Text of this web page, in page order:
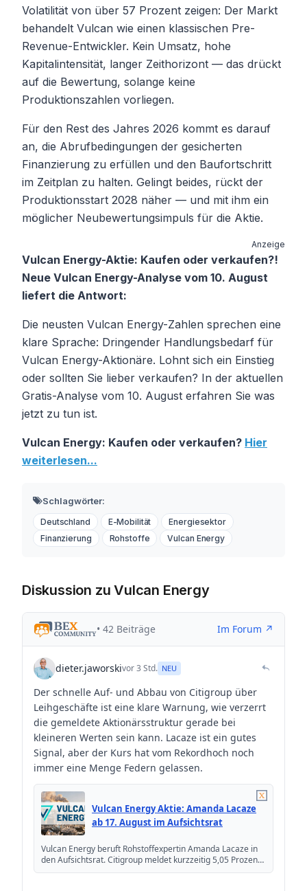
Volatilität von über 57 Prozent zeigen: Der Markt
behandelt Vulcan wie einen klassischen Pre-
Revenue-Entwickler. Kein Umsatz, hohe
Kapitalintensität, langer Zeithorizont — das drückt
auf die Bewertung, solange keine
Produktionszahlen vorliegen.
Für den Rest des Jahres 2026 kommt es darauf
an, die Abrufbedingungen der gesicherten
Finanzierung zu erfüllen und den Baufortschritt
im Zeitplan zu halten. Gelingt beides, rückt der
Produktionsstart 2028 näher — und mit ihm ein
möglicher Neubewertungsimpuls für die Aktie.
Anzeige
Vulcan Energy-Aktie: Kaufen oder verkaufen?!
Neue Vulcan Energy-Analyse vom 10. August
liefert die Antwort:
Die neusten Vulcan Energy-Zahlen sprechen eine
klare Sprache: Dringender Handlungsbedarf für
Vulcan Energy-Aktionäre. Lohnt sich ein Einstieg
oder sollten Sie lieber verkaufen? In der aktuellen
Gratis-Analyse vom 10. August erfahren Sie was
jetzt zu tun ist.
Vulcan Energy: Kaufen oder verkaufen? Hier
weiterlesen...
Schlagwörter:
Deutschland E-Mobilität
Energiesektor
Finanzierung
Rohstoffe Vulcan Energy
Diskussion zu Vulcan Energy